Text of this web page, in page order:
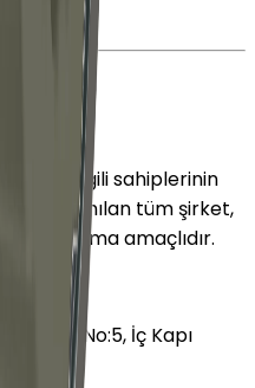
ilgili sahiplerinin
kullanılan tüm şirket,
tanımlama amaçlıdır.
No:5, İç Kapı